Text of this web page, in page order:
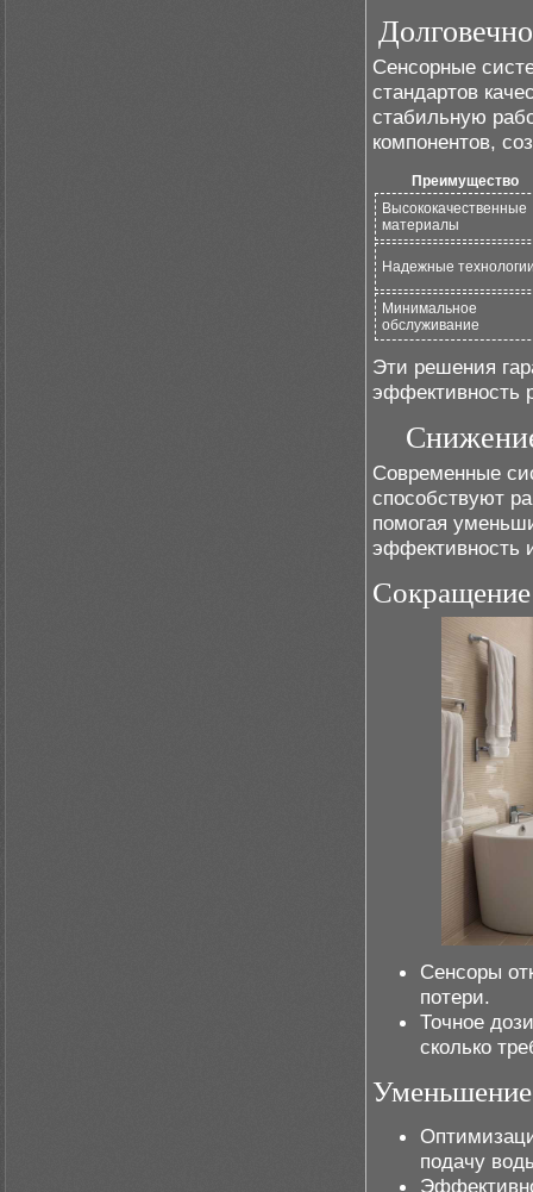
Сенсорные
стандартов
стабильную
компонентов,
Преимущество
Высококачественные
материалы
Надежные
Минимальное
обслуживание
Эти решения
эффективность
Современные
способствуют
помогая
эффективность
Сенсоры
потери.
Точное
сколько
Уменьшение
подачу